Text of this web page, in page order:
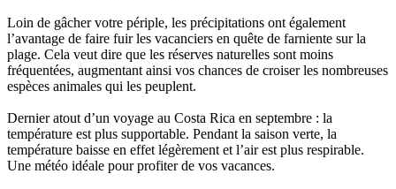
Loin de gâcher votre périple, les précipitations ont également
l’avantage de faire fuir les vacanciers en quête de farniente sur la
plage. Cela veut dire que les réserves naturelles sont moins
fréquentées, augmentant ainsi vos chances de croiser les nombreuses
espèces animales qui les peuplent.
Dernier atout d’un voyage au Costa Rica en septembre : la
température est plus supportable. Pendant la saison verte, la
température baisse en effet légèrement et l’air est plus respirable.
Une météo idéale pour profiter de vos vacances.